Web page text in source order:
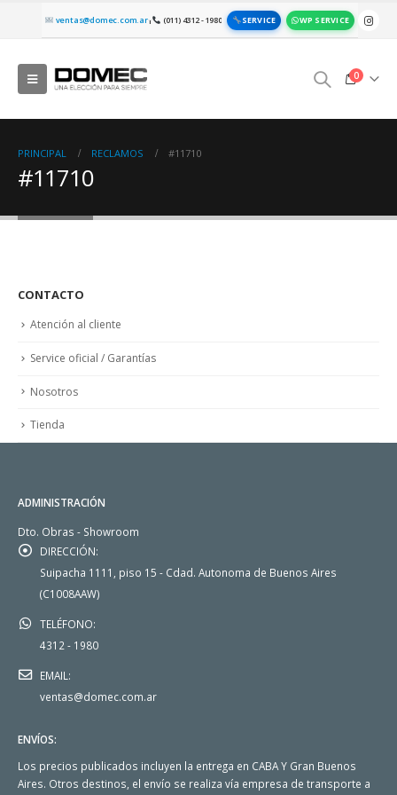
ventas@domec.com.ar| (011) 4312 - 1980 SERVICE WP SERVICE
0
PRINCIPAL RECLAMOS #11710
#11710
CONTACTO
Atención al cliente
Service oficial / Garantías
Nosotros
Tienda
ADMINISTRACIÓN
Dto. Obras - Showroom
DIRECCIÓN:
Suipacha 1111, piso 15 - Cdad. Autonoma de Buenos Aires
(C1008AAW)
TELÉFONO:
4312 - 1980
EMAIL:
ventas@domec.com.ar
ENVÍOS:
Los precios publicados incluyen la entrega en CABA Y Gran Buenos
Aires. Otros destinos, el envío se realiza vía empresa de transporte a